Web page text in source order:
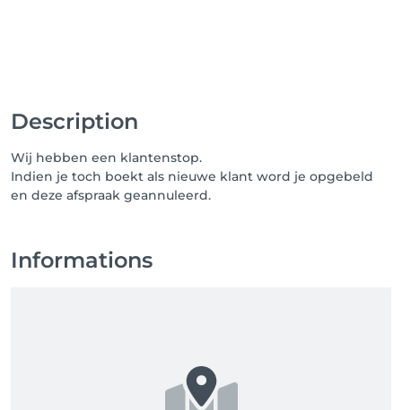
annuleren.
Tot snel, Barber Lorre
Description
Wij hebben een klantenstop.
Indien je toch boekt als nieuwe klant word je opgebeld
en deze afspraak geannuleerd.
Informations